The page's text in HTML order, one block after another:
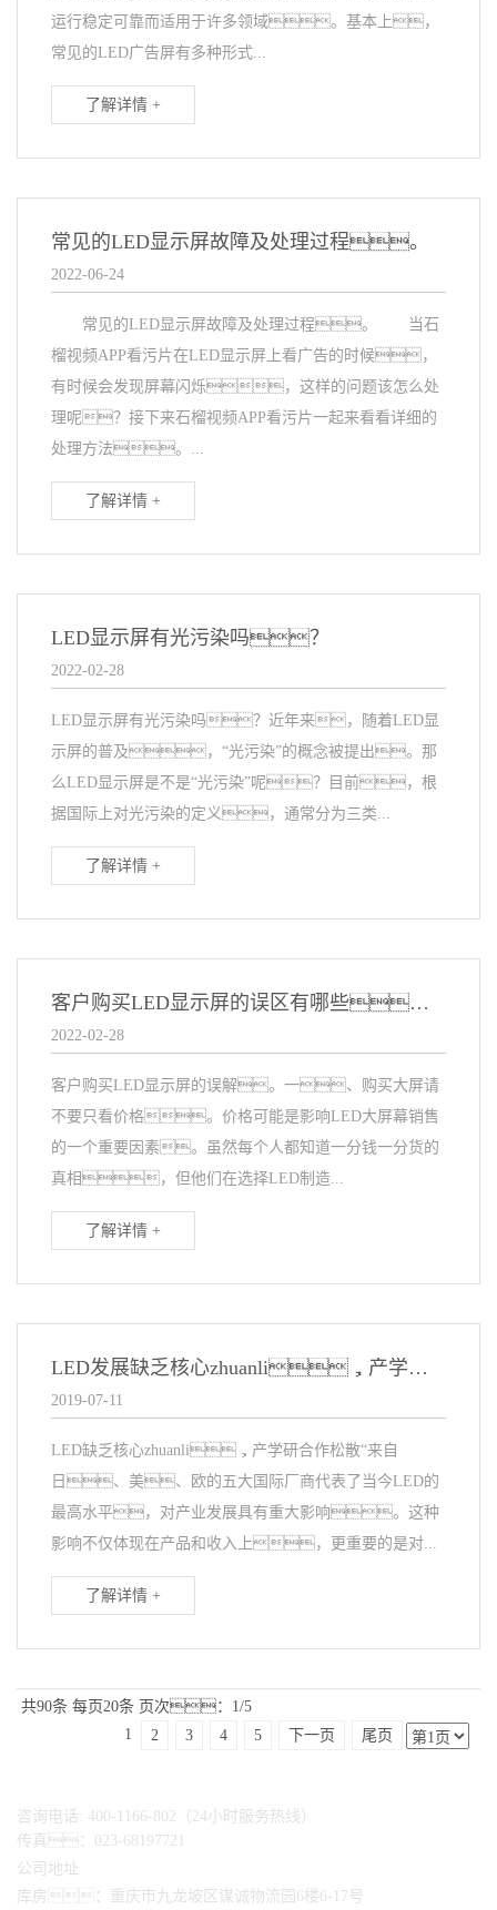
运行稳定可靠而适用于许多领域。基本上，
常见的LED广告屏有多种形式...
了解详情 +
常见的LED显示屏故障及处理过程。
2022-06-24
常见的LED显示屏故障及处理过程。 当石
榴视频APP看污片在LED显示屏上看广告的时候，
有时候会发现屏幕闪烁，这样的问题该怎么处
理呢？接下来石榴视频APP看污片一起来看看详细的
处理方法。...
了解详情 +
LED显示屏有光污染吗？
2022-02-28
LED显示屏有光污染吗？近年来，随着LED显
示屏的普及，“光污染”的概念被提出。那
么LED显示屏是不是“光污染”呢？目前，根
据国际上对光污染的定义，通常分为三类...
了解详情 +
客户购买LED显示屏的误区有哪些？
2022-02-28
客户购买LED显示屏的误解。一、购买大屏请
不要只看价格。价格可能是影响LED大屏幕销售
的一个重要因素。虽然每个人都知道一分钱一分货的
真相，但他们在选择LED制造...
了解详情 +
LED发展缺乏核心zhuanli，产学研合作松散
2019-07-11
LED缺乏核心zhuanli，产学研合作松散“来自
日、美、欧的五大国际厂商代表了当今LED的
最高水平，对产业发展具有重大影响。这种
影响不仅体现在产品和收入上，更重要的是对...
了解详情 +
共90条 每页20条 页次：1/5
1
2 3 4 5 下一页 尾页
咨询电话: 400-1166-802（24小时服务热线）
传真：023-68197721
公司地址
库房：重庆市九龙坡区谋诚物流园6楼6-17号